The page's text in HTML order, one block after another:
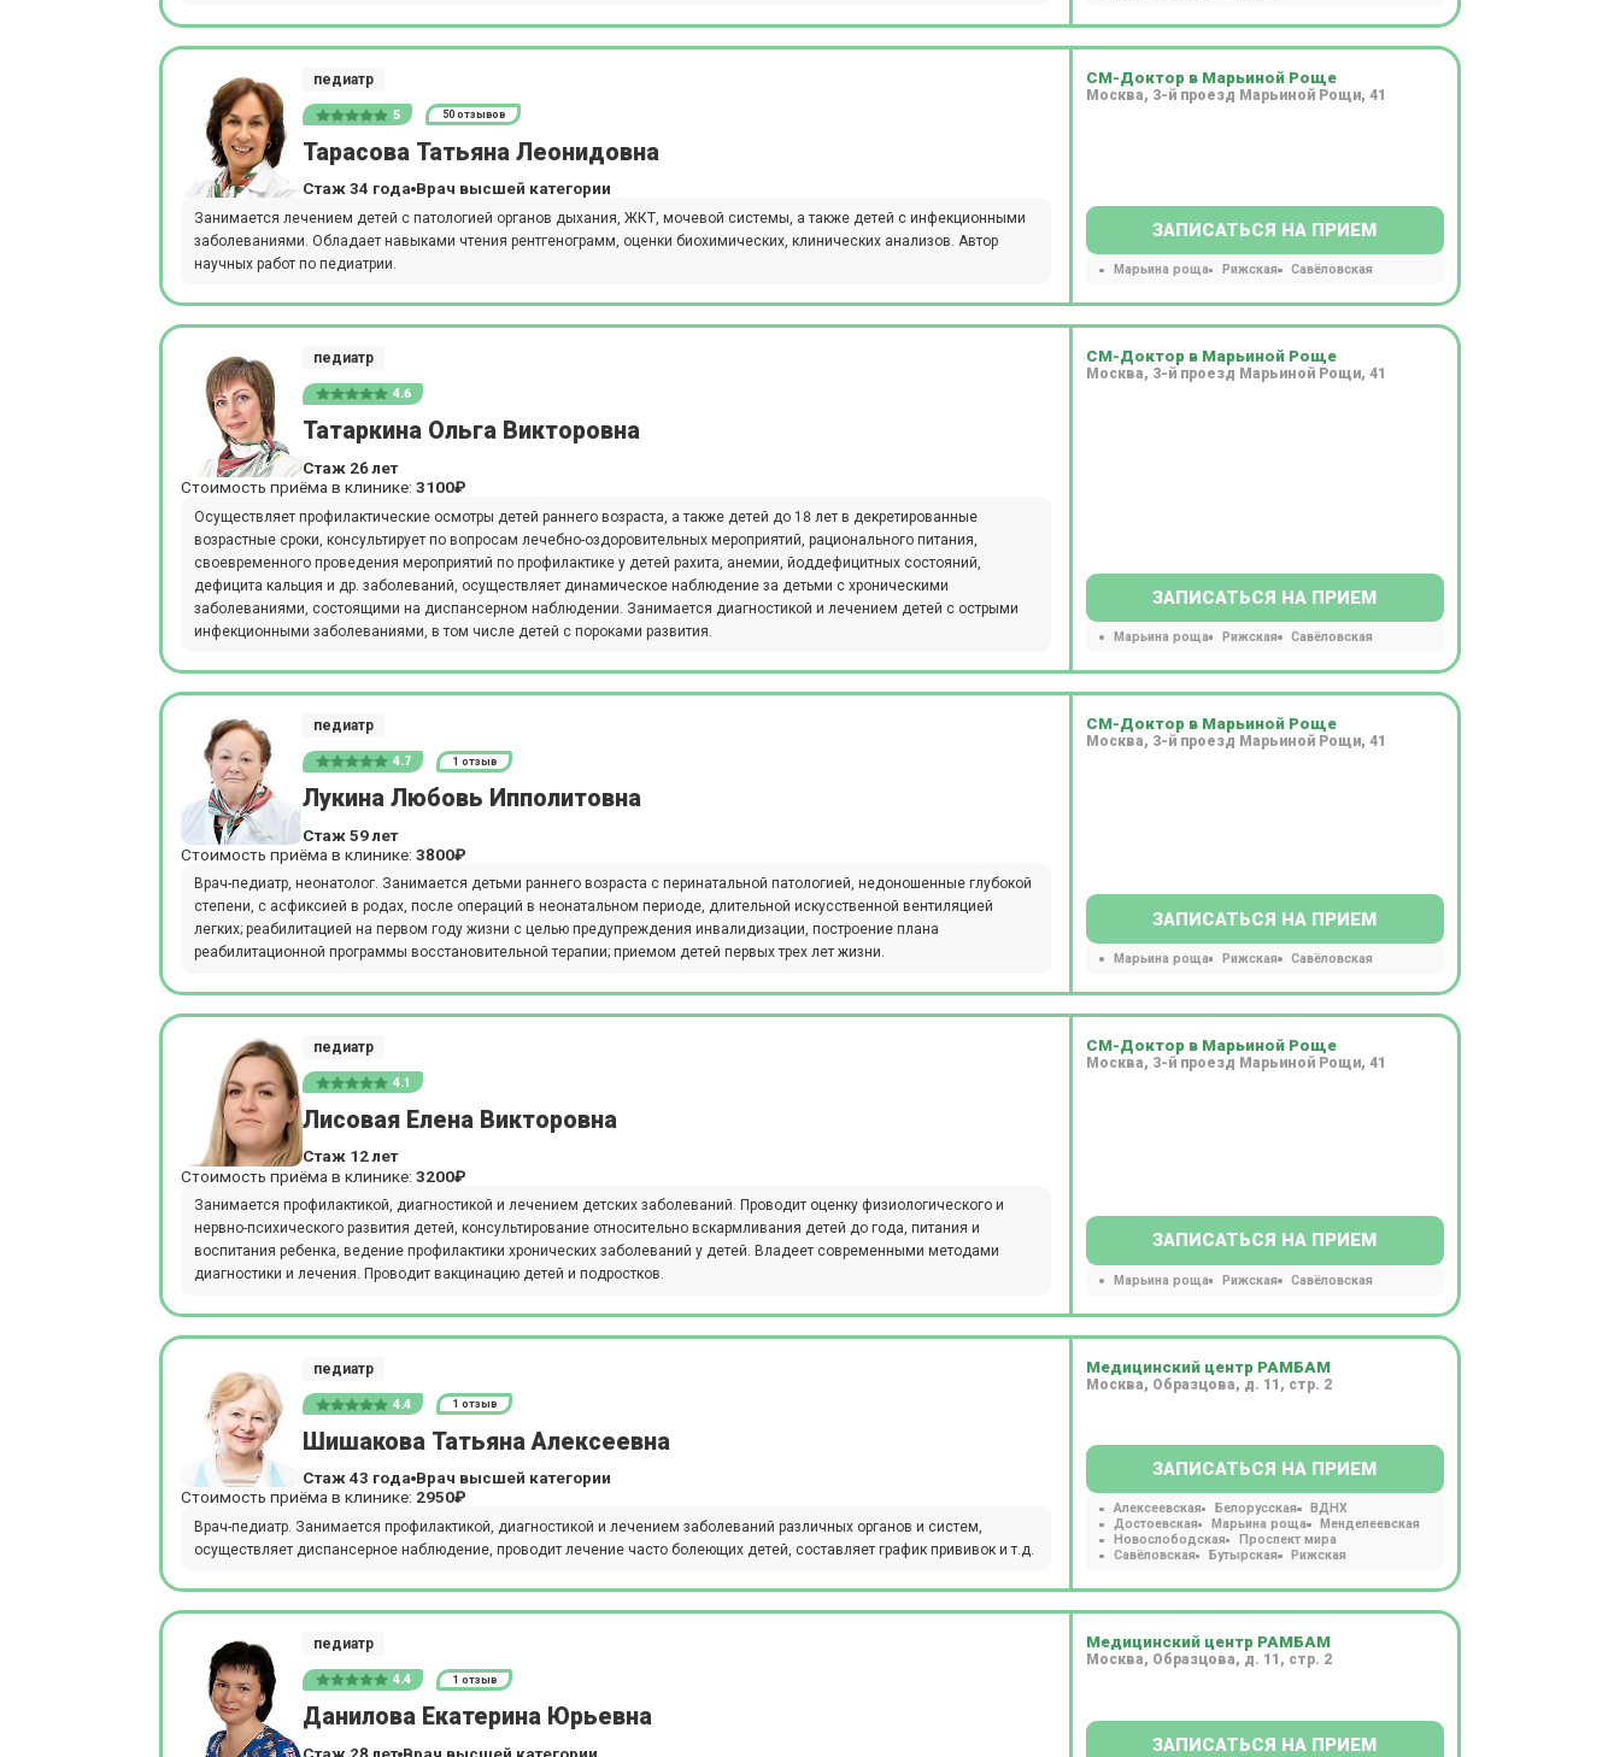
педиатр
5 50 отзывов
Тарасова Татьяна Леонидовна
Стаж 34 года Врач высшей категории
Занимается лечением детей с патологией органов дыхания, ЖКТ, мочевой системы, а также детей с инфекционными
заболеваниями. Обладает навыками чтения рентгенограмм, оценки биохимических, клинических анализов. Автор
научных работ по педиатрии.
СМ-Доктор в Марьиной Роще
Москва, 3-й проезд Марьиной Рощи, 41
ЗАПИСАТЬСЯ НА ПРИЕМ
Марьина роща Рижская Савёловская
педиатр
4.6
Татаркина Ольга Викторовна
Стаж 26 лет
Стоимость приёма в клинике: 3100₽
Осуществляет профилактические осмотры детей раннего возраста, а также детей до 18 лет в декретированные
возрастные сроки, консультирует по вопросам лечебно-оздоровительных мероприятий, рационального питания,
своевременного проведения мероприятий по профилактике у детей рахита, анемии, йоддефицитных состояний,
дефицита кальция и др. заболеваний, осуществляет динамическое наблюдение за детьми с хроническими
заболеваниями, состоящими на диспансерном наблюдении. Занимается диагностикой и лечением детей с острыми
инфекционными заболеваниями, в том числе детей с пороками развития.
СМ-Доктор в Марьиной Роще
Москва, 3-й проезд Марьиной Рощи, 41
ЗАПИСАТЬСЯ НА ПРИЕМ
Марьина роща Рижская Савёловская
педиатр
4.7 1 отзыв
Лукина Любовь Ипполитовна
Стаж 59 лет
Стоимость приёма в клинике: 3800₽
Врач-педиатр, неонатолог. Занимается детьми раннего возраста с перинатальной патологией, недоношенные глубокой
степени, с асфиксией в родах, после операций в неонатальном периоде, длительной искусственной вентиляцией
легких; реабилитацией на первом году жизни с целью предупреждения инвалидизации, построение плана
реабилитационной программы восстановительной терапии; приемом детей первых трех лет жизни.
СМ-Доктор в Марьиной Роще
Москва, 3-й проезд Марьиной Рощи, 41
ЗАПИСАТЬСЯ НА ПРИЕМ
Марьина роща Рижская Савёловская
педиатр
4.1
Лисовая Елена Викторовна
Стаж 12 лет
Стоимость приёма в клинике: 3200₽
Занимается профилактикой, диагностикой и лечением детских заболеваний. Проводит оценку физиологического и
нервно-психического развития детей, консультирование относительно вскармливания детей до года, питания и
воспитания ребенка, ведение профилактики хронических заболеваний у детей. Владеет современными методами
диагностики и лечения. Проводит вакцинацию детей и подростков.
СМ-Доктор в Марьиной Роще
Москва, 3-й проезд Марьиной Рощи, 41
ЗАПИСАТЬСЯ НА ПРИЕМ
Марьина роща Рижская Савёловская
педиатр
4.4 1 отзыв
Шишакова Татьяна Алексеевна
Стаж 43 года Врач высшей категории
Стоимость приёма в клинике: 2950₽
Врач-педиатр. Занимается профилактикой, диагностикой и лечением заболеваний различных органов и систем,
осуществляет диспансерное наблюдение, проводит лечение часто болеющих детей, составляет график прививок и т.д.
Медицинский центр РАМБАМ
Москва, Образцова, д. 11, стр. 2
ЗАПИСАТЬСЯ НА ПРИЕМ
Алексеевская Белорусская
ВДНХ
Достоевская
Марьина роща
Менделеевская
Новослободская
Проспект мира
Савёловская
Бутырская Рижская
педиатр
4.4 1 отзыв
Данилова Екатерина Юрьевна
Медицинский центр РАМБАМ
Москва, Образцова, д. 11, стр. 2
ЗАПИСАТЬСЯ НА ПРИЕМ